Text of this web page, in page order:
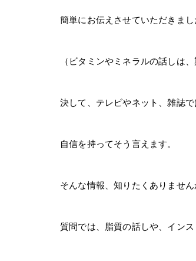
簡単にお伝えさせていただきまし
（ビタミンやミネラルの話しは
決して、テレビやネット、雑誌で
自信を持ってそう言えます。
そんな情報、知りたくありません
質問では、脂質の話しや、イン